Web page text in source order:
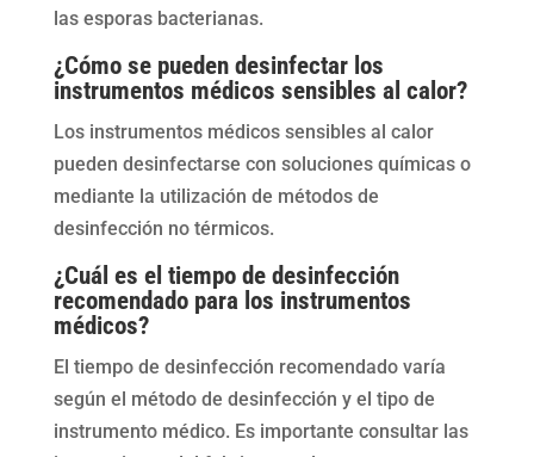
las esporas bacterianas.
¿Cómo se pueden desinfectar los
instrumentos médicos sensibles al calor?
Los instrumentos médicos sensibles al calor
pueden desinfectarse con soluciones químicas o
mediante la utilización de métodos de
desinfección no térmicos.
¿Cuál es el tiempo de desinfección
recomendado para los instrumentos
médicos?
El tiempo de desinfección recomendado varía
según el método de desinfección y el tipo de
instrumento médico. Es importante consultar las